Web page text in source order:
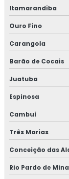
Proteção passiva
Revestimento
Revestimento
Revestimento
Revestimento
Serviço de
Serviço de
Itamarandiba
Ouro Fino
Carangola
Barão de Cocais
Juatuba
Espinosa
Cambuí
Três Marias
Conceição das
Rio Pardo de